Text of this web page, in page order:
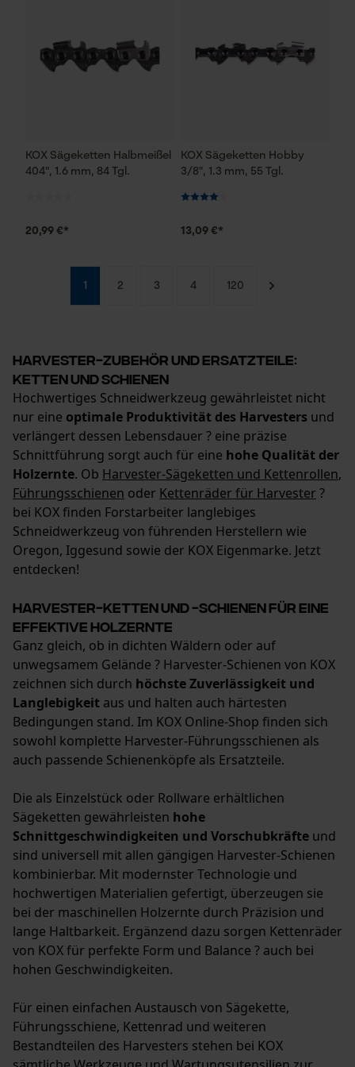
KOX Sägeketten Halbmeißel
404", 1.6 mm, 84 Tgl.
20,99 €*
KOX Sägeketten Hobby
3/8", 1.3 mm, 55 Tgl.
13,09 €*
1 2 3 4 120
Harvester-Zubehör und Ersatzteile:
Ketten und Schienen
Hochwertiges Schneidwerkzeug gewährleistet nicht
nur eine optimale Produktivität des Harvesters und
verlängert dessen Lebensdauer ? eine präzise
Schnittführung sorgt auch für eine hohe Qualität der
Holzernte. Ob Harvester-Sägeketten und Kettenrollen,
Führungsschienen oder Kettenräder für Harvester ?
bei KOX finden Forstarbeiter langlebiges
Schneidwerkzeug von führenden Herstellern wie
Oregon, Iggesund sowie der KOX Eigenmarke. Jetzt
entdecken!
Harvester-Ketten und -Schienen für eine
effektive Holzernte
Ganz gleich, ob in dichten Wäldern oder auf
unwegsamem Gelände ? Harvester-Schienen von KOX
zeichnen sich durch höchste Zuverlässigkeit und
Langlebigkeit aus und halten auch härtesten
Bedingungen stand. Im KOX Online-Shop finden sich
sowohl komplette Harvester-Führungsschienen als
auch passende Schienenköpfe als Ersatzteile.
Die als Einzelstück oder Rollware erhältlichen
Sägeketten gewährleisten hohe
Schnittgeschwindigkeiten und Vorschubkräfte und
sind universell mit allen gängigen Harvester-Schienen
kombinierbar. Mit modernster Technologie und
hochwertigen Materialien gefertigt, überzeugen sie
bei der maschinellen Holzernte durch Präzision und
lange Haltbarkeit. Ergänzend dazu sorgen Kettenräder
von KOX für perfekte Form und Balance ? auch bei
hohen Geschwindigkeiten.
Für einen einfachen Austausch von Sägekette,
Führungsschiene, Kettenrad und weiteren
Bestandteilen des Harvesters stehen bei KOX
Persönliche Begrüßung
Google Maps
Google Global Site Tag
Event Tracking
Facebook Pixel
Criteo
Survicate